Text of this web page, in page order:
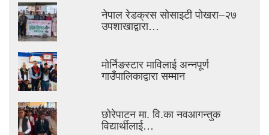
नेपाल रेडक्रस सोसाइटी पोखरा–२७
उपशाखाद्वारा…
मोर्निङस्टार माविलाई अन्नपूर्ण
गाउँपालिकाद्वारा सम्मान
छोरेपाटन मा. वि.का नवआगन्तुक
विद्यार्थीलाई…